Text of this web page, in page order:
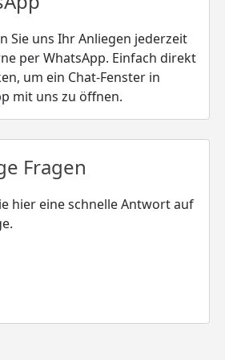
Sie uns Ihr Anliegen jederzeit
per WhatsApp. Einfach direkt
um ein Chat-Fenster in
mit uns zu öffnen.
Fragen
hier eine schnelle Antwort auf